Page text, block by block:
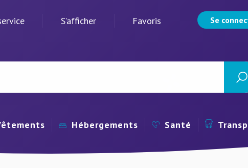
Se
S’afficher Favoris
Hébergements Santé